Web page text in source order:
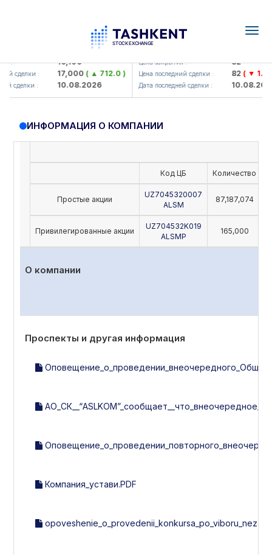
: 16,100
сделки : 17,000( ▲ 712.0 )
сделки : 10.08.2026
KFSK (<Kafolat sug'urta
Цена закрытия : 82
Цена последний сделки : 82( ▼ 1.91 )
Дата последней сделки : 10.08.2026
ИНФОРМАЦИЯ О КОМПАНИИ
Код ЦБ Количество
Простые акции
UZ7045320007
ALSM
87,187,074
Привилегированные акции
UZ704532K019
ALSMP
165,000
О компании
Проспекты и другая информация
Компания_устави.PDF